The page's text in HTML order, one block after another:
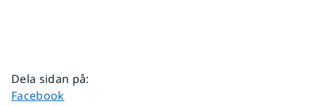
Dela sidan på:
Dela sidan på
Facebook